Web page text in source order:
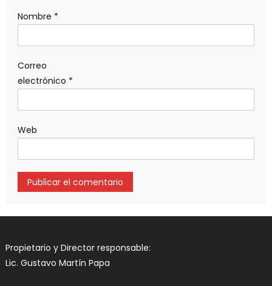
Nombre *
Correo
electrónico *
Web
Propietario y Director responsable:
Lic. Gustavo Martín Papa